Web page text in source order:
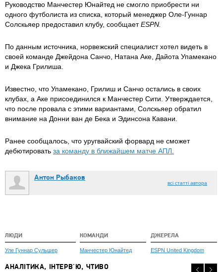
Руководство Манчестер Юнайтед не смогло приобрести ни
одного футболиста из списка, который менеджер Оле-Гуннар
Солскьяер предоставил клубу, сообщаетESPN.
По данным источника, норвежский специалист хотел видеть в
своей команде Джейдона Санчо, Натана Аке, Дайота Упамекано
и Джека Грилиша.
Известно, что Упамекано, Грилиш и Санчо остались в своих
клубах, а Аке присоединился к Манчестер Сити. Утверждается,
что после провала с этими вариантами, Солскьяер обратил
внимание на Донни ван де Бека и Эдинсона Кавани.
Ранее сообщалось, что уругвайский форвард не сможет
дебютировать за команду в ближайшем матче АПЛ.
Антон Рыбаков
всі статті автора
ЛЮДИ
Уле Гуннар Сульшер
КОМАНДИ
Манчестер Юнайтед
ДЖЕРЕЛА
ESPN United Kingdom
АНАЛІТИКА, ІНТЕРВ'Ю, ЧТИВО